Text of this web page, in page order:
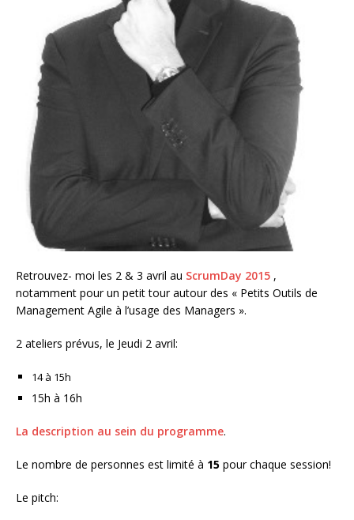
Retrouvez- moi les 2 & 3 avril au ScrumDay 2015 ,
notamment pour un petit tour autour des « Petits Outils de
Management Agile à l’usage des Managers ».
2 ateliers prévus, le Jeudi 2 avril:
14 à 15h
15h à 16h
La description au sein du programme.
Le nombre de personnes est limité à 15 pour chaque session!
Le pitch: